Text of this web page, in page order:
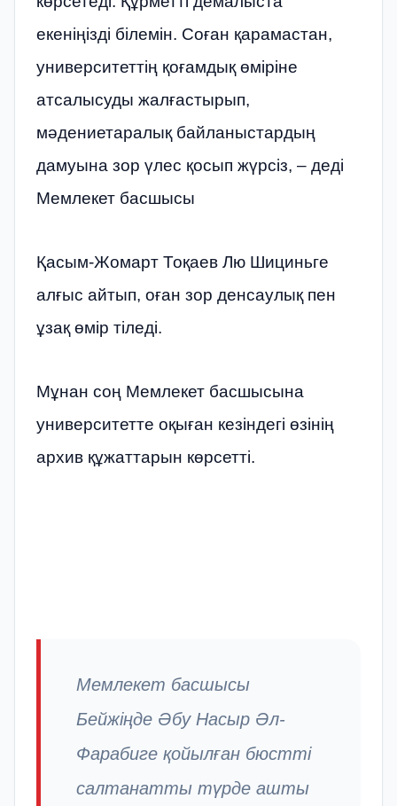
екеніңізді білемін. Соған қарамастан,
университеттің қоғамдық өміріне
атсалысуды жалғастырып,
мәдениетаралық байланыстардың
дамуына зор үлес қосып жүрсіз, – деді
Мемлекет басшысы
Қасым-Жомарт Тоқаев Лю Шициньге
алғыс айтып, оған зор денсаулық пен
ұзақ өмір тіледі.
Мұнан соң Мемлекет басшысына
университетте оқыған кезіндегі өзінің
архив құжаттарын көрсетті.
Мемлекет басшысы
Бейжіңде Әбу Насыр Әл-
Фарабиге қойылған бюстті
салтанатты түрде ашты